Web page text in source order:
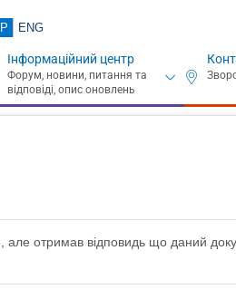
ENG
Інформаційний центр
але отримав відповидь що даний